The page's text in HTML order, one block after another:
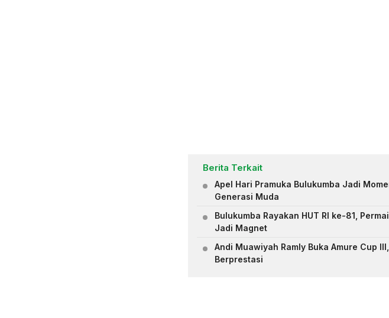
Berita Terkait
Apel Hari Pramuka Bulukumba Jadi
Generasi Muda
Bulukumba Rayakan HUT RI ke-81,
Jadi Magnet
Andi Muawiyah Ramly Buka Amure Cup
Berprestasi